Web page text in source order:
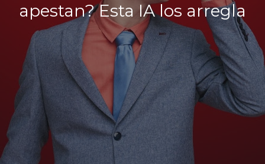
apestan? Esta IA los arregla